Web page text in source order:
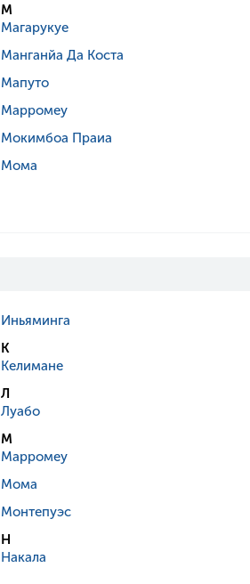
М
Магарукуе
Манганйа Да Коста
Мапуто
Марромеу
Мокимбоа Праиа
Мома
Иньяминга
К
Келимане
Л
Луабо
М
Марромеу
Мома
Монтепуэс
Н
Накала